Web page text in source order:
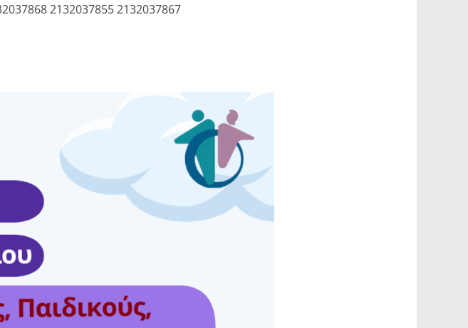
2132037855 2132037867